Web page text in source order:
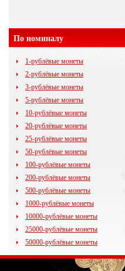
По номиналу
1-рублёвые монеты
2-рублёвые монеты
3-рублёвые монеты
5-рублёвые монеты
10-рублёвые монеты
20-рублёвые монеты
25-рублёвые монеты
50-рублёвые монеты
100-рублёвые монеты
200-рублёвые монеты
500-рублёвые монеты
1000-рублёвые монеты
10000-рублёвые монеты
25000-рублёвые монеты
50000-рублёвые монеты